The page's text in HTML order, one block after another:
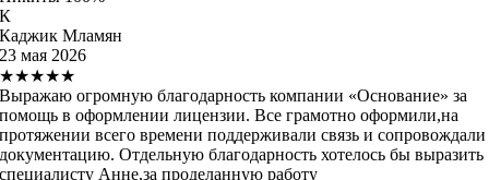
К
Каджик Мламян
23 мая 2026
★★★★★
Выражаю огромную благодарность компании «Основание» за
помощь в оформлении лицензии. Все грамотно оформили,на
протяжении всего времени поддерживали связь и сопровождали
документацию. Отдельную благодарность хотелось бы выразить
специалисту Анне,за проделанную работу